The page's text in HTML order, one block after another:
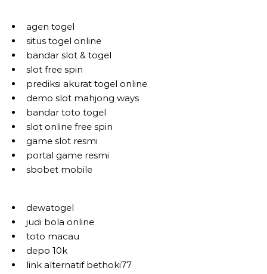
agen togel
situs togel online
bandar slot & togel
slot free spin
prediksi akurat togel online
demo slot mahjong ways
bandar toto togel
slot online free spin
game slot resmi
portal game resmi
sbobet mobile
dewatogel
judi bola online
toto macau
depo 10k
link alternatif bethoki77